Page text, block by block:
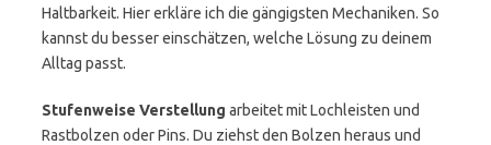
Haltbarkeit. Hier erkläre ich die gängigsten Mechaniken. So
kannst du besser einschätzen, welche Lösung zu deinem
Alltag passt.
Stufenweise Verstellung arbeitet mit Lochleisten und
Rastbolzen oder Pins. Du ziehst den Bolzen heraus und